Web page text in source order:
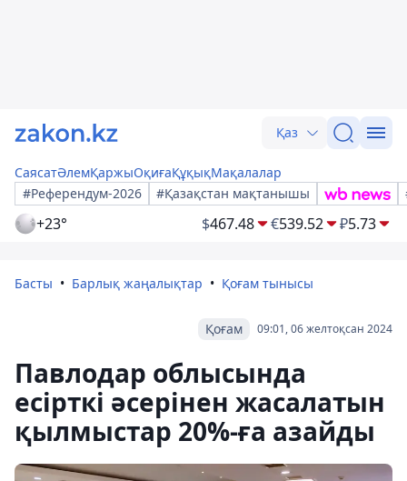
Қаз
СаясатӘлемҚаржыОқиғаҚұқықМақалалар
#Референдум-2026
#Қазақстан мақтанышы
+23° $467.48 €539.52 ₽5.73
Басты Барлық жаңалықтар Қоғам тынысы
09:01, 06 желтоқсан 2024
Қоғам
Павлодар облысында
есірткі әсерінен жасалатын
қылмыстар 20%-ға азайды